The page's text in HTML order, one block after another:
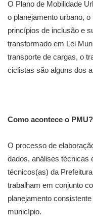
O Plano de Mobilidade
o planejamento urbano,
princípios de inclusão e
transformado em Lei
transporte de cargas, o
ciclistas são alguns dos
Como acontece o PMU?
O processo de
dados, análises técnicas
técnicos(as) da
trabalham em conjunto
planejamento
município.